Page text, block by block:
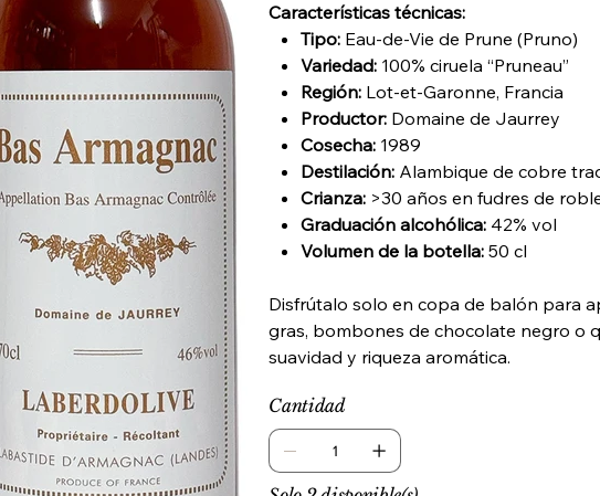
Características técnicas:
Tipo: Eau-de-Vie de Prune (Pruno)
Variedad: 100% ciruela “Pruneau”
Región: Lot-et-Garonne, Francia
Productor: Domaine de Jaurrey
Cosecha: 1989
Destilación: Alambique de cobre
Crianza: >30 años en fudres de
Graduación alcohólica: 42% vol
Volumen de la botella: 50 cl
Disfrútalo solo en copa de balón para
gras, bombones de chocolate negro o
suavidad y riqueza aromática.
Cantidad